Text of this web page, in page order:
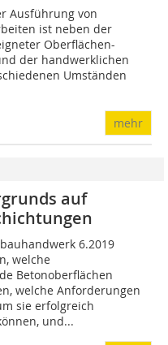
Ausführung von
ist neben der
Oberflächen-
der handwerklichen
Umständen
mehr
auf
6.2019
welche
Betonoberflächen
welche Anforderungen
sie erfolgreich
und...